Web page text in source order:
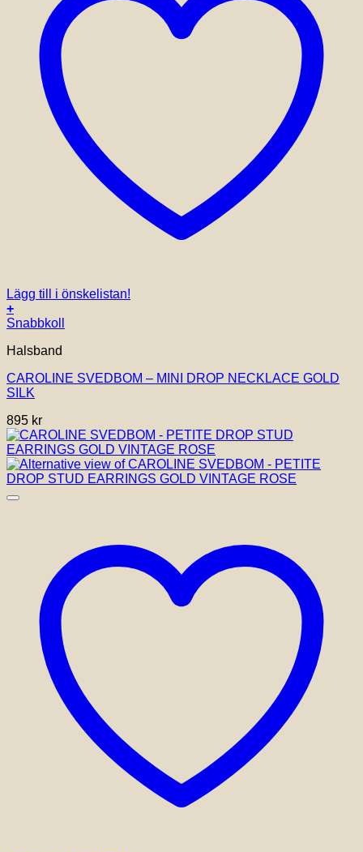
Lägg till i önskelistan!
+
Snabbkoll
Halsband
CAROLINE SVEDBOM – MINI DROP NECKLACE GOLD
SILK
895 kr